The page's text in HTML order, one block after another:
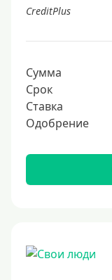
CreditPlus
Сумма
Срок
Ставка
Одобрение